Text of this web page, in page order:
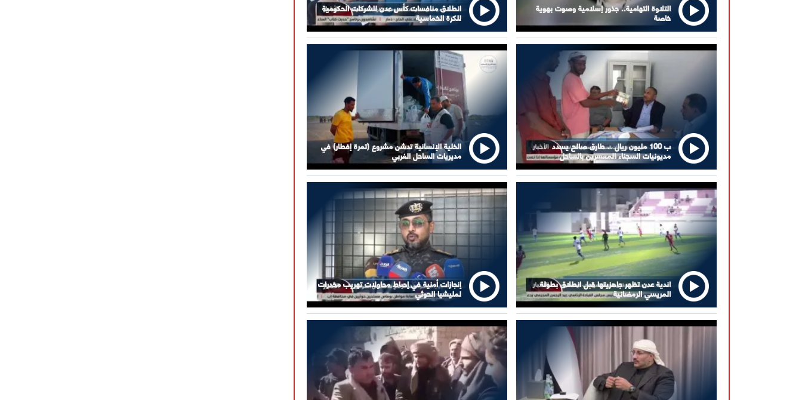
التلاوة التهامية.. جذور إسلامية وصوت بهوية
خاصة
انطلاق منافسات كأس عدن للشركات الحكومية
للكرة الخماسية
ب 100 مليون ريال .. طارق صالح يسدد
مديونيات السجناء المعسرين بالساحل
الخلية الإنسانية تدشن مشروع (تمرة إفطار) في
مديريات الساحل الغربي
اندية عدن تظهر جاهزيتها قبل انطلاق بطولة
المريسي الرمضانية
إنجازات أمنية في إحباط محاولات تهريب مخدرات
لمليشيا الحوثي